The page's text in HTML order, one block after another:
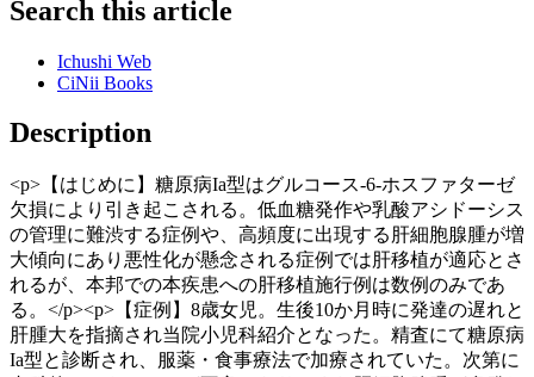
Search this article
Ichushi Web
CiNii Books
Description
<p>【はじめに】糖原病Ia型はグルコース-6-ホスファターゼ
欠損により引き起こされる。低血糖発作や乳酸アシドーシス
の管理に難渋する症例や、高頻度に出現する肝細胞腺腫が増
大傾向にあり悪性化が懸念される症例では肝移植が適応とさ
れるが、本邦での本疾患への肝移植施行例は数例のみであ
る。</p><p>【症例】8歳女児。生後10か月時に発達の遅れと
肝腫大を指摘され当院小児科紹介となった。精査にて糖原病
Ia型と診断され、服薬・食事療法で加療されていた。次第に